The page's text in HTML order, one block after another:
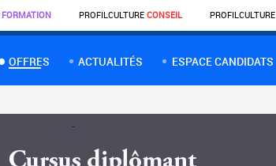
FORMATION PROFILCULTURE CONSEIL PROFILCULTURE
OFFRES ACTUALITÉS ESPACE CANDIDATS